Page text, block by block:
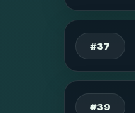
#37
#39